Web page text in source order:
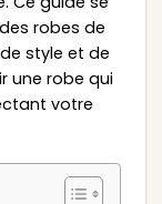
robes de
style et de
une robe qui
votre